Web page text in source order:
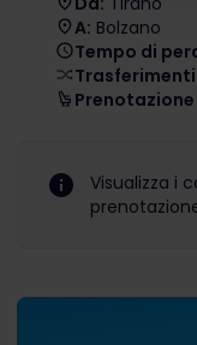
A: Bolzano
Tempo di
Visualizza i